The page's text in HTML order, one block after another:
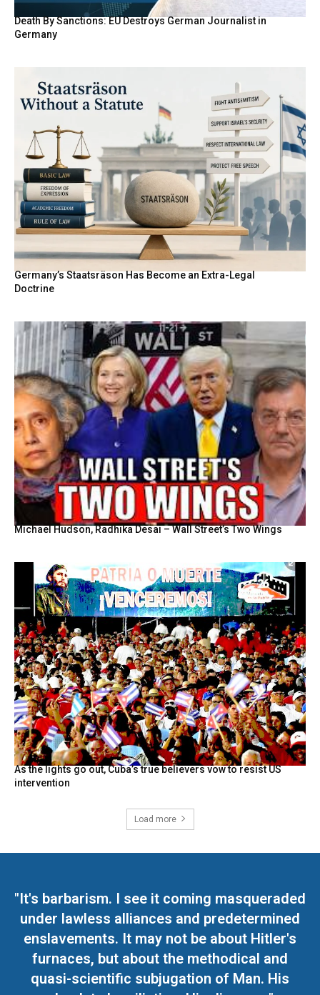
Death By Sanctions: EU Destroys German Journalist in
Germany
Germany’s Staatsräson Has Become an Extra-Legal
Doctrine
Michael Hudson, Radhika Desai – Wall Street’s Two Wings
As the lights go out, Cuba’s true believers vow to resist US
intervention
Load more
"It's barbarism. I see it coming masqueraded
under lawless alliances and predetermined
enslavements. It may not be about Hitler's
furnaces, but about the methodical and
quasi-scientific subjugation of Man. His